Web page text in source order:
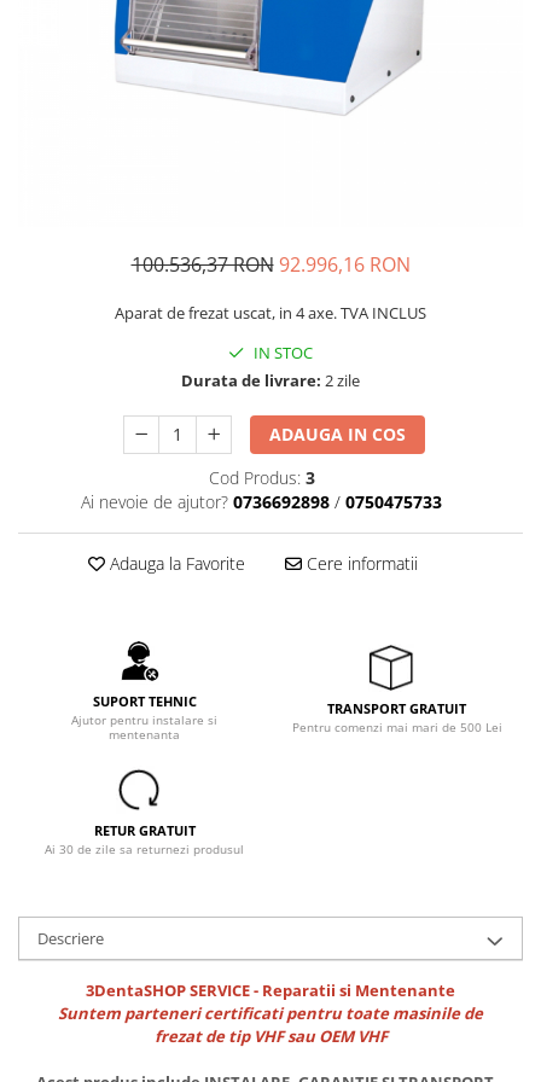
Disc Nano Compozit
100.536,37 RON 92.996,16 RON
Aparat de frezat uscat, in 4 axe. TVA INCLUS
IN STOC
Durata de livrare: 2 zile
ADAUGA IN COS
Cod Produs: 3
Ai nevoie de ajutor? 0736692898 / 0750475733
Adauga la Favorite Cere informatii
SUPORT TEHNIC
Ajutor pentru instalare si
mentenanta
TRANSPORT GRATUIT
Pentru comenzi mai mari de 500 Lei
RETUR GRATUIT
Ai 30 de zile sa returnezi produsul
Descriere
3DentaSHOP SERVICE - Reparatii si Mentenante
Suntem parteneri certificati pentru toate masinile de
frezat de tip VHF sau OEM VHF